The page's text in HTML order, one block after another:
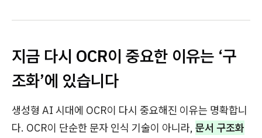
지금 다시 OCR이 중요한 이유는 ‘구
조화’에 있습니다
생성형 AI 시대에 OCR이 다시 중요해진 이유는 명확합니
다. OCR이 단순한 문자 인식 기술이 아니라, 문서 구조화